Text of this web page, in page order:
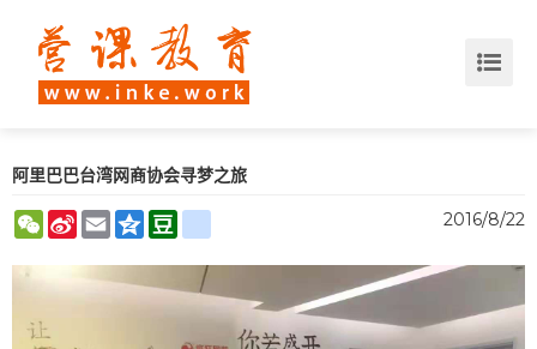
阿里巴巴台湾网商协会寻梦之旅
WeChat
Sina
Weibo
EmailQzone 2016/8/22